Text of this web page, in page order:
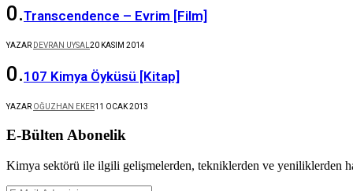
Transcendence – Evrim [Film]
YAZAR DEVRAN UYSAL20 KASIM 2014
107 Kimya Öyküsü [Kitap]
YAZAR OĞUZHAN EKER11 OCAK 2013
E-Bülten Abonelik
Kimya sektörü ile ilgili gelişmelerden, tekniklerden ve yeniliklerden